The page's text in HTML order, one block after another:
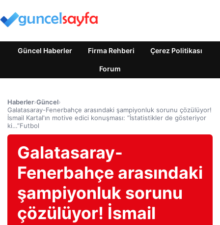
Güncel Haberler Firma Rehberi Çerez Politikası
Forum
Haberler›Güncel›
Galatasaray-Fenerbahçe arasındaki şampiyonluk sorunu çözülüyor!
İsmail Kartal'ın motive edici konuşması: “İstatistikler de gösteriyor
ki…”Futbol
Galatasaray-
Fenerbahçe arasındaki
şampiyonluk sorunu
çözülüyor! İsmail